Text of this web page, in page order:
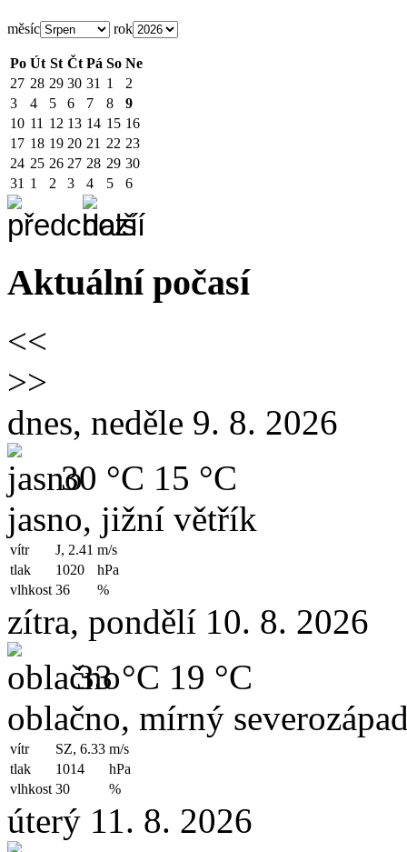
měsíc rok
Po Út St Čt Pá So Ne
27 28 29 30 31 1
2
3
4 5 6 7 8
9
10 11 12 13 14 15 16
17 18 19 20 21 22 23
24 25 26 27 28 29 30
31 1 2 3 4 5 6
Aktuální počasí
<<
>>
dnes, neděle 9. 8. 2026
30 °C 15 °C
jasno, jižní větřík
vítr J, 2.41 m/s
tlak
1020
hPa
vlhkost 36 %
zítra, pondělí 10. 8. 2026
33 °C 19 °C
oblačno, mírný
vítr SZ, 6.33 m/s
tlak
1014
hPa
vlhkost 30 %
úterý 11. 8. 2026